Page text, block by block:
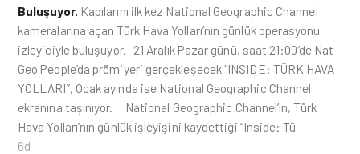
Buluşuyor. Kapılarını ilk kez National Geographic Channel
kameralarına açan Türk Hava Yolları’nın günlük operasyonu
izleyiciyle buluşuyor. 21 Aralık Pazar günü, saat 21:00’de Nat
Geo People’da prömiyeri gerçekleşecek “INSIDE: TÜRK HAVA
YOLLARI”, Ocak ayında ise National Geographic Channel
ekranına taşınıyor. National Geographic Channel’ın, Türk
Hava Yolları’nın günlük işleyişini kaydettiği “Inside: Tü
6d